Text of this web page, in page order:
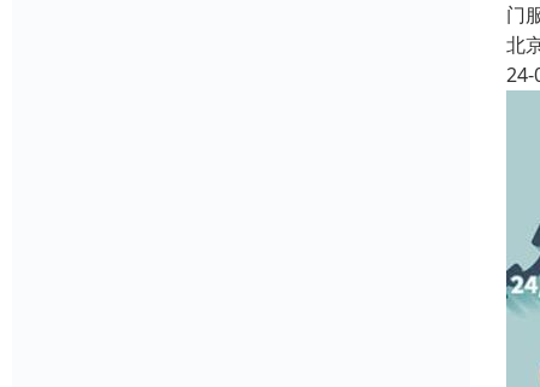
门
北
24-